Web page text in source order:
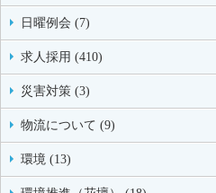
日曜例会 (7)
求人採用 (410)
災害対策 (3)
物流について (9)
環境 (13)